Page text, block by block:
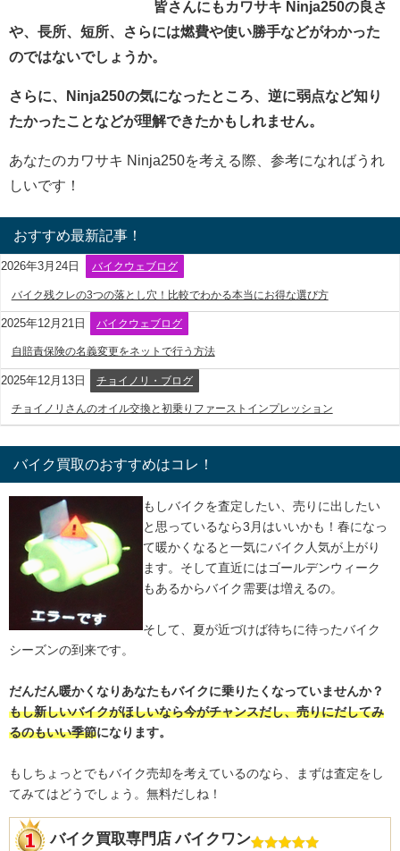
皆さんにもカワサキ Ninja250の良さ
や、長所、短所、さらには燃費や使い勝手などがわかった
のではないでしょうか。
さらに、Ninja250の気になったところ、逆に弱点など知り
たかったことなどが理解できたかもしれません。
あなたのカワサキ Ninja250を考える際、参考になればうれ
しいです！
おすすめ最新記事！
2026年3月24日 バイクウェブログ
バイク残クレの3つの落とし穴！比較でわかる本当にお得な選び方
2025年12月21日 バイクウェブログ
自賠責保険の名義変更をネットで行う方法
2025年12月13日 チョイノリ・ブログ
チョイノリさんのオイル交換と初乗りファーストインプレッション
バイク買取のおすすめはコレ！
もしバイクを査定したい、売りに出したい
と思っているなら3月はいいかも！春になっ
て暖かくなると一気にバイク人気が上がり
ます。そして直近にはゴールデンウィーク
もあるからバイク需要は増えるの。
そして、夏が近づけば待ちに待ったバイク
シーズンの到来です。
だんだん暖かくなりあなたもバイクに乗りたくなっていませんか？
もし新しいバイクがほしいなら今がチャンスだし、売りにだしてみ
るのもいい季節になります。
もしちょっとでもバイク売却を考えているのなら、まずは査定をし
てみてはどうでしょう。無料だしね！
バイク買取専門店 バイクワン